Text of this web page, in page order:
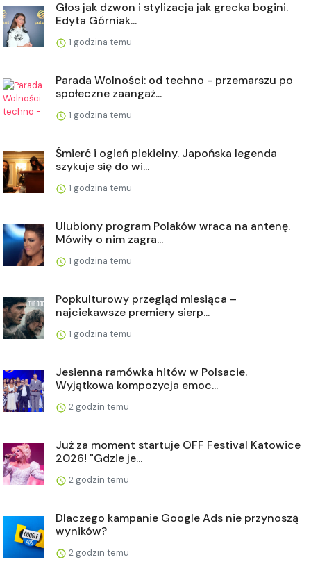
Głos jak dzwon i stylizacja jak grecka bogini.
Edyta Górniak...
1 godzina temu
Parada Wolności: od techno - przemarszu po
społeczne zaangaż...
1 godzina temu
Śmierć i ogień piekielny. Japońska legenda
szykuje się do wi...
1 godzina temu
Ulubiony program Polaków wraca na antenę.
Mówiły o nim zagra...
1 godzina temu
Popkulturowy przegląd miesiąca –
najciekawsze premiery sierp...
1 godzina temu
Jesienna ramówka hitów w Polsacie.
Wyjątkowa kompozycja emoc...
2 godzin temu
Już za moment startuje OFF Festival Katowice
2026! "Gdzie je...
2 godzin temu
Dlaczego kampanie Google Ads nie przynoszą
wyników?
2 godzin temu